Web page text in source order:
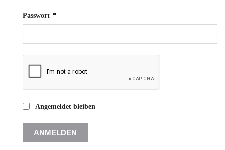
Passwort *Erforderlich
Angemeldet bleiben
ANMELDEN